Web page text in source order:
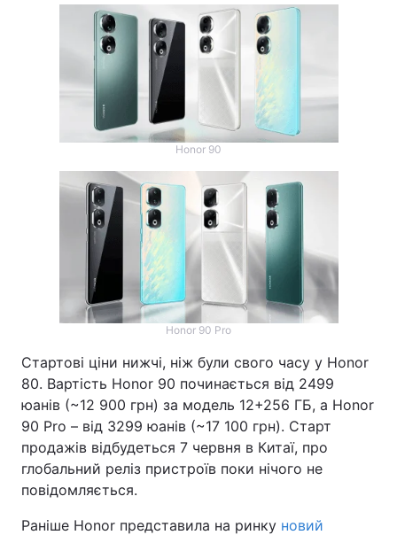
Honor 90
Honor 90 Pro
Стартові ціни нижчі, ніж були свого часу у Honor
80. Вартість Honor 90 починається від 2499
юанів (~12 900 грн) за модель 12+256 ГБ, а Honor
90 Pro – від 3299 юанів (~17 100 грн). Старт
продажів відбудеться 7 червня в Китаї, про
глобальний реліз пристроїв поки нічого не
повідомляється.
Раніше Honor представила на ринку новий